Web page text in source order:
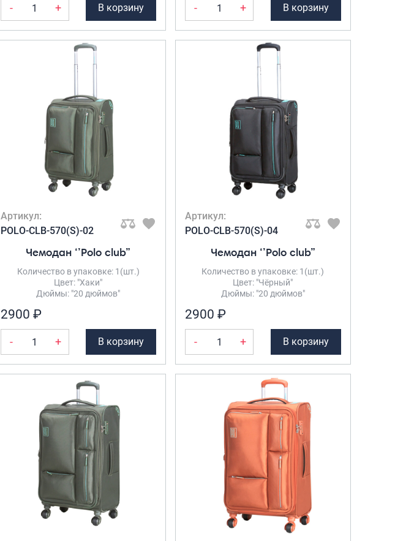
- + В корзину - + В корзину
Артикул:
POLO-CLB-570(S)-02
Чемодан ‘’Polo club”
Количество в упаковке: 1(шт.)
Цвет: "Хаки"
Дюймы: "20 дюймов"
2900 ₽
- + В корзину
Артикул:
POLO-CLB-570(S)-04
Чемодан ‘’Polo club”
Количество в упаковке: 1(шт.)
Цвет: "Чёрный"
Дюймы: "20 дюймов"
2900 ₽
- + В корзину